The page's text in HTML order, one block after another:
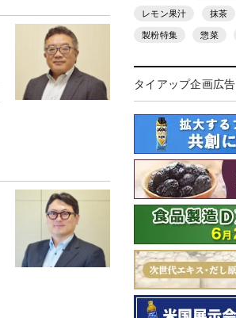
レモン果汁 抹茶
製粉特集 惣菜
タイアップ企画広告